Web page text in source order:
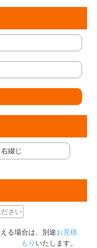
右綴じ
る場合は、別途お見積
もり いたします。